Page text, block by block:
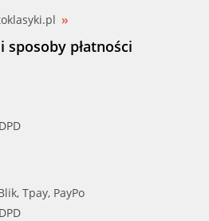
płatności
Tpay, PayPo